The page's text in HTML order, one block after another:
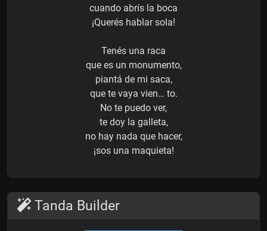
cuando abrís la boca
¡Querés hablar sola!
Tenés una raca
que es un monumento,
piantá de mi saca,
que te vaya vien… to.
No te puedo ver,
te doy la galleta,
no hay nada que hacer,
¡sos una maquieta!
Tanda Builder